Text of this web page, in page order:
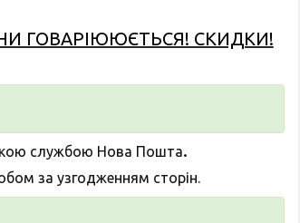
ГОВАРІЮЮЄТЬСЯ! СКИДКИ!
службою Нова Пошта.
за узгодженням сторін.